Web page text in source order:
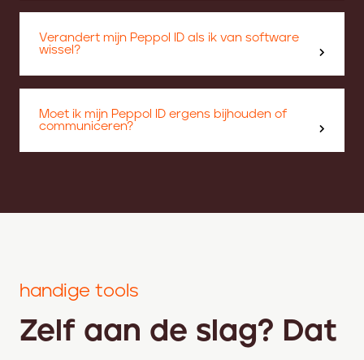
Verandert mijn Peppol ID als ik van software
wissel?
Moet ik mijn Peppol ID ergens bijhouden of
communiceren?
handige tools
Zelf aan de slag? Dat